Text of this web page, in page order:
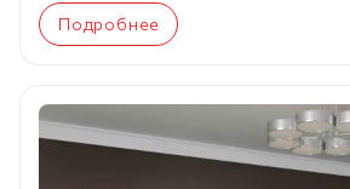
Подробнее